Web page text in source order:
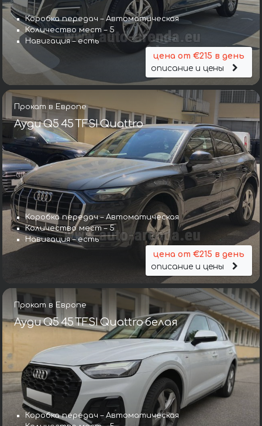
Коробка передач – Автоматическая
Количество мест – 5
Навигация – есть
цена от €215 в день
описание и цены
Прокат в Европе
Ауди Q5 45 TFSI Quattro
Коробка передач – Автоматическая
Количество мест – 5
Навигация – есть
цена от €215 в день
описание и цены
Прокат в Европе
Ауди Q5 45 TFSI Quattro белая
Коробка передач – Автоматическая